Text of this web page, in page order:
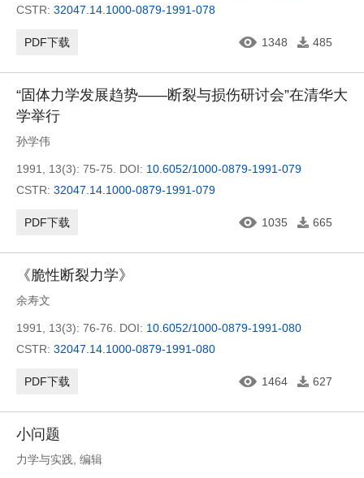
CSTR: 32047.14.1000-0879-1991-078
PDF下载 1348 485
“固体力学发展趋势——断裂与损伤研讨会”在清华大
学举行
孙学伟
1991, 13(3): 75-75. DOI: 10.6052/1000-0879-1991-079
CSTR: 32047.14.1000-0879-1991-079
PDF下载 1035 665
《脆性断裂力学》
余寿文
1991, 13(3): 76-76. DOI: 10.6052/1000-0879-1991-080
CSTR: 32047.14.1000-0879-1991-080
PDF下载 1464 627
小问题
力学与实践 编辑